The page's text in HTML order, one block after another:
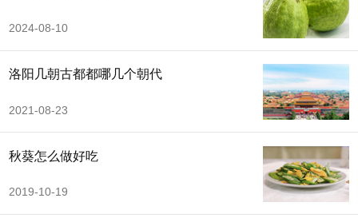
2024-08-10
洛阳几朝古都都哪几个朝代
2021-08-23
秋葵怎么做好吃
2019-10-19